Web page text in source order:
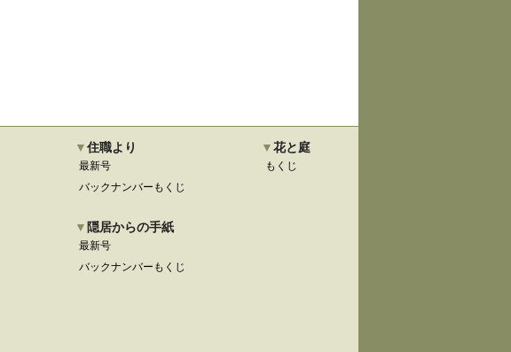
住職より
最新号
バックナンバーもくじ
隠居からの手紙
最新号
バックナンバーもくじ
花と庭
もくじ